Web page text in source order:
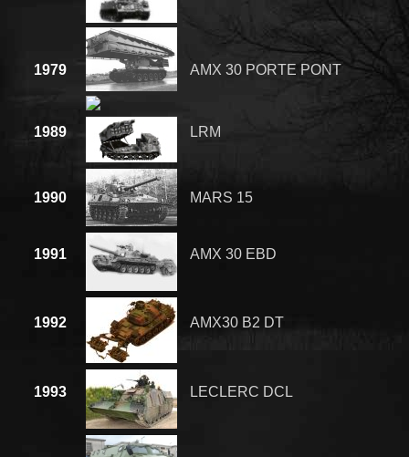
1979 AMX 30 PORTE PONT
1989 LRM
1990 MARS 15
1991 AMX 30 EBD
1992 AMX30 B2 DT
1993 LECLERC DCL